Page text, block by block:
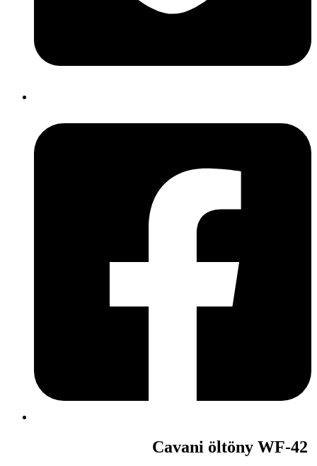
Cavani öltöny WF-42